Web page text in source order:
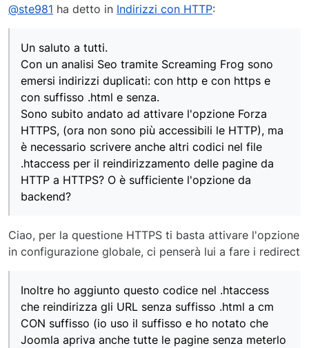
@ste981 ha detto in Indirizzi con HTTP:
Un saluto a tutti.
Con un analisi Seo tramite Screaming Frog sono
emersi indirizzi duplicati: con http e con https e
con suffisso .html e senza.
Sono subito andato ad attivare l'opzione Forza
HTTPS, (ora non sono più accessibili le HTTP), ma
è necessario scrivere anche altri codici nel file
.htaccess per il reindirizzamento delle pagine da
HTTP a HTTPS? O è sufficiente l'opzione da
backend?
Ciao, per la questione HTTPS ti basta attivare l'opzione
in configurazione globale, ci penserà lui a fare i redirect
Inoltre ho aggiunto questo codice nel .htaccess
che reindirizza gli URL senza suffisso .html a cm
CON suffisso (io uso il suffisso e ho notato che
Joomla apriva anche tutte le pagine senza meterlo